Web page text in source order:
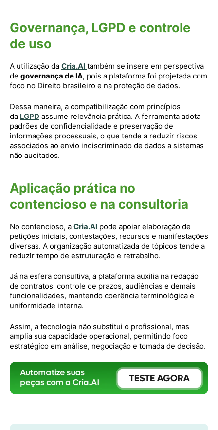
Governança, LGPD e controle
de uso
A utilização da Cria.AI também se insere em perspectiva
de governança de IA, pois a plataforma foi projetada com
foco no Direito brasileiro e na proteção de dados.
Dessa maneira, a compatibilização com princípios
da LGPD assume relevância prática. A ferramenta adota
padrões de confidencialidade e preservação de
informações processuais, o que tende a reduzir riscos
associados ao envio indiscriminado de dados a sistemas
não auditados.
Aplicação prática no
contencioso e na consultoria
No contencioso, a Cria.AI pode apoiar elaboração de
petições iniciais, contestações, recursos e manifestações
diversas. A organização automatizada de tópicos tende a
reduzir tempo de estruturação e retrabalho.
Já na esfera consultiva, a plataforma auxilia na redação
de contratos, controle de prazos, audiências e demais
funcionalidades, mantendo coerência terminológica e
uniformidade interna.
Assim, a tecnologia não substitui o profissional, mas
amplia sua capacidade operacional, permitindo foco
estratégico em análise, negociação e tomada de decisão.